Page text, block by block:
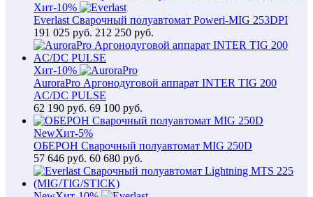
Хит-10%
Everlast Сварочный полуавтомат Poweri-MIG 253DPI
191 025 руб. 212 250 руб.
Хит-10%
AuroraPro Аргонодуговой аппарат INTER TIG 200
AC/DC PULSE
62 190 руб. 69 100 руб.
NewХит-5%
ОБЕРОН Сварочный полуавтомат MIG 250D
57 646 руб. 60 680 руб.